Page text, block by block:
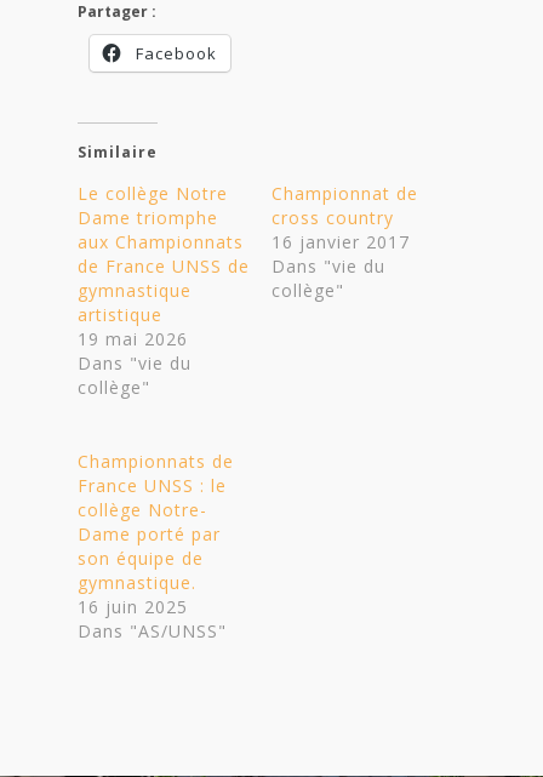
Partager :
Facebook
Similaire
Le collège Notre
Dame triomphe
aux Championnats
de France UNSS de
gymnastique
artistique
19 mai 2026
Dans "vie du
collège"
Championnat de
cross country
16 janvier 2017
Dans "vie du
collège"
Championnats de
France UNSS : le
collège Notre-
Dame porté par
son équipe de
gymnastique.
16 juin 2025
Dans "AS/UNSS"